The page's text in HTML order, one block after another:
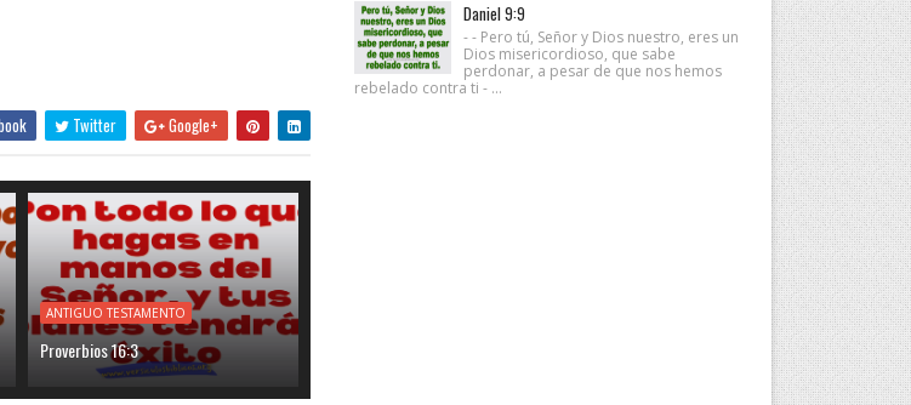
Twitter Google+
ANTIGUO TESTAMENTO
Proverbios 16:3
Daniel 9:9
- - Pero tú, Señor y Dios nuestro, eres un
Dios misericordioso, que sabe
perdonar, a pesar de que nos hemos
rebelado contra ti - ...